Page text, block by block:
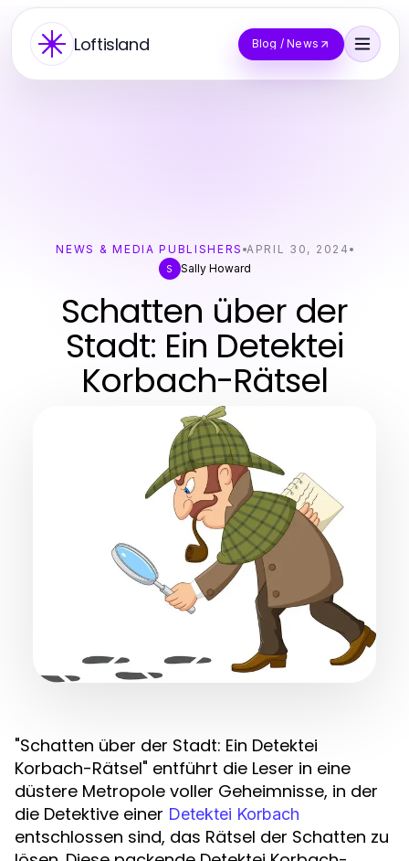
Loftisland Blog / News
NEWS & MEDIA PUBLISHERS APRIL 30, 2024
S
Sally Howard
Schatten über der
Stadt: Ein Detektei
Korbach-Rätsel
"Schatten über der Stadt: Ein Detektei
Korbach-Rätsel" entführt die Leser in eine
düstere Metropole voller Geheimnisse, in der
die Detektive einer Detektei Korbach
entschlossen sind, das Rätsel der Schatten zu